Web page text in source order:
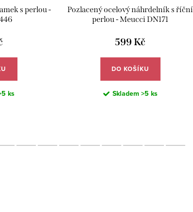
s perlou -
ks
Pozlacený ocelový náhrdelník s říční
perlou - Meucci DN171
599 Kč
DO KOŠÍKU
Skladem >5 ks